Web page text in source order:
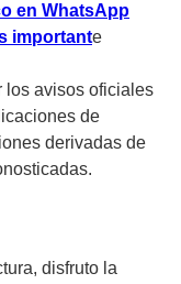
en WhatsApp
importante
los avisos oficiales
de
derivadas de
disfruto la